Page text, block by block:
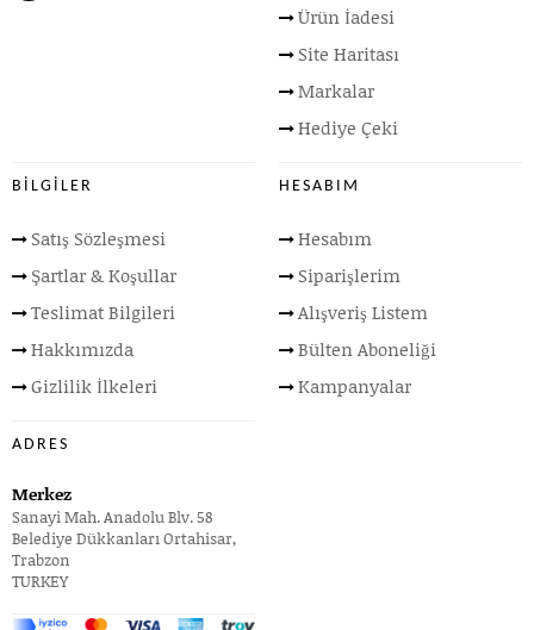
Ürün İadesi
Site Haritası
Markalar
Hediye Çeki
BILGILER
Satış Sözleşmesi
Şartlar & Koşullar
Teslimat Bilgileri
Hakkımızda
Gizlilik İlkeleri
HESABIM
Hesabım
Siparişlerim
Alışveriş Listem
Bülten Aboneliği
Kampanyalar
ADRES
Merkez
Sanayi Mah. Anadolu Blv. 58
Belediye Dükkanları Ortahisar,
Trabzon
TURKEY